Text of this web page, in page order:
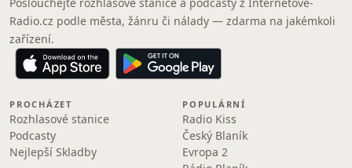
Radio.cz podle města, žánru či nálady — zdarma na jakémkoli
zařízení.
PROCHÁZET
Rozhlasové stanice
Podcasty
Nejlepší Skladby
POPULÁRNÍ
Radio Kiss
Český Blaník
Evropa 2